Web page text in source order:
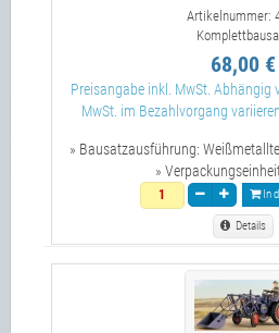
Artikelnummer:
68,00 €
Preisangabe inkl. MwSt. Abhängig
MwSt. im Bezahlvorgang
» Bausatzausführung:
»
In
Details